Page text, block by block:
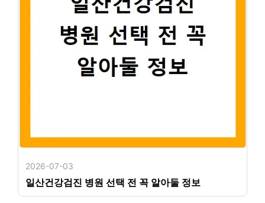
2026-07-03
일산건강검진 병원 선택 전 꼭 알아둘 정보